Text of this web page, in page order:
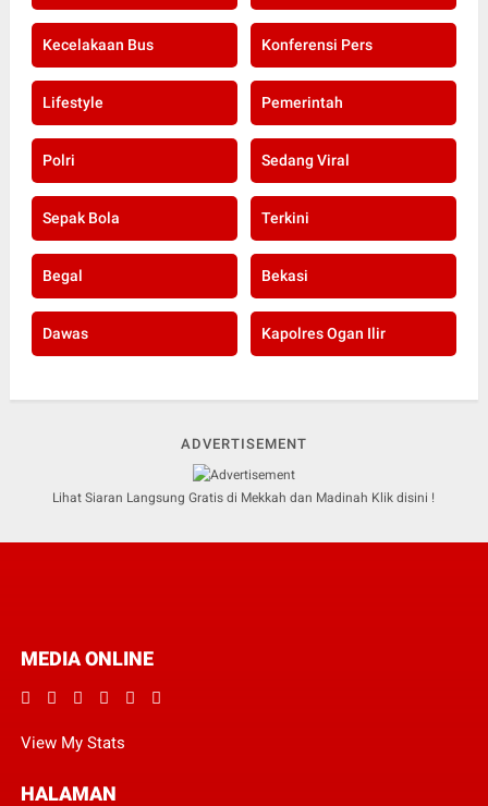
Kecelakaan Bus Konferensi Pers
Lifestyle Pemerintah
Polri Sedang Viral
Sepak Bola Terkini
Begal Bekasi
Dawas Kapolres Ogan Ilir
ADVERTISEMENT
Lihat Siaran Langsung Gratis di Mekkah dan Madinah Klik disini !
MEDIA ONLINE
View My Stats
HALAMAN